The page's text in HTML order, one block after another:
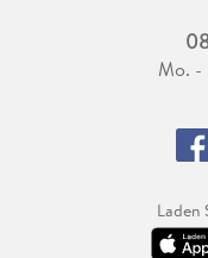
Mo. -
Laden